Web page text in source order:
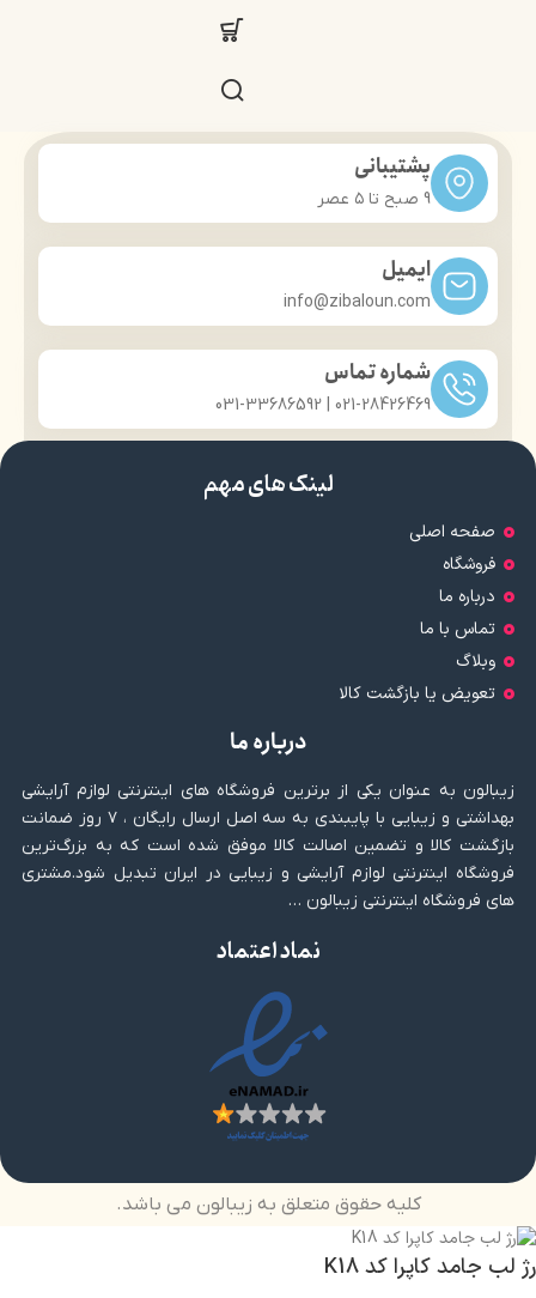
پشتیبانی
9 صبح تا ۵ عصر
ایمیل
info@zibaloun.com
شماره تماس
021-28426469 | 031-33686592
لینک های مهم
صفحه اصلی
فروشگاه
درباره ما
تماس با ما
وبلاگ
تعویض یا بازگشت کالا
درباره ما
زیبالون به عنوان یکی از برترین فروشگاه های اینترنتی لوازم آرایشی
بهداشتی و زیبایی با پایبندی به سه اصل ارسال رایگان ، ۷ روز ضمانت
بازگشت کالا و تضمین اصالت کالا موفق شده است که به بزرگ‌ترین
فروشگاه اینترنتی لوازم آرایشی و زیبایی در ایران تبدیل شود.مشتری
های فروشگاه اینترنتی زیبالون …
نماد اعتماد
کلیه حقوق متعلق به زیبالون می باشد.
رژ لب جامد کاپرا کد K18